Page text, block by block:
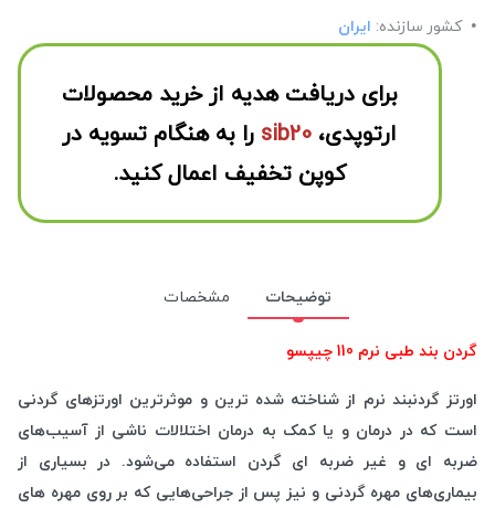
کشور سازنده: ایران
برای دریافت هدیه از خرید محصولات
ارتوپدی، sib20 را به هنگام تسویه در
کوپن تخفیف اعمال کنید.
توضیحات
مشخصات
گردن بند طبی نرم 110 چیپسو
اورتز گردنبند نرم از شناخته شده ترین و موثرترین اورتزهای گردنی
است که در درمان و یا کمک به درمان اختلالات ناشی از آسیب‌های
ضربه ای و غیر ضربه ای گردن استفاده می‌شود. در بسیاری از
بیماری‌های مهره گردنی و نیز پس از جراحی‌هایی که بر روی مهره های